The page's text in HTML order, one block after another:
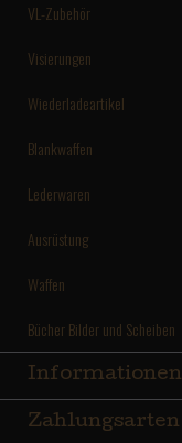
VL-Zubehör
Visierungen
Wiederladeartikel
Blankwaffen
Lederwaren
Ausrüstung
Waffen
Bücher Bilder und Scheiben
Informationen
Zahlungsarten